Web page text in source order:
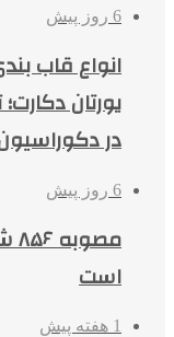
6 روز پیش
انواع قاب
یورتان
در
6 روز پیش
است
1 هفته پیش